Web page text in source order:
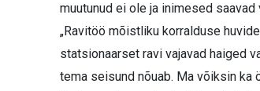
muutunud ei ole ja inimesed saavad
„Ravitöö mõistliku korralduse
statsionaarset ravi vajavad haiged
tema seisund nõuab. Ma võiksin ka